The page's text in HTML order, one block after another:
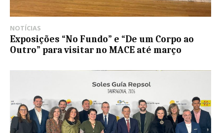
NOTÍCIAS
Exposições “No Fundo” e “De um Corpo ao
Outro” para visitar no MACE até março